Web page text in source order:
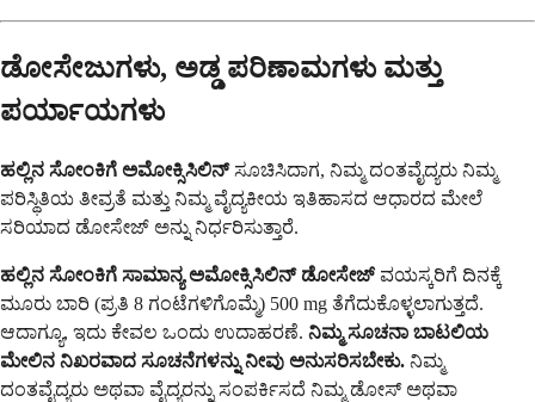
ಡೋಸೇಜುಗಳು, ಅಡ್ಡ ಪರಿಣಾಮಗಳು ಮತ್ತು
ಪರ್ಯಾಯಗಳು
ಹಲ್ಲಿನ ಸೋಂಕಿಗೆ ಅಮೋಕ್ಸಿಸಿಲಿನ್ಸೂಚಿಸಿದಾಗ, ನಿಮ್ಮ ದಂತವೈದ್ಯರು ನಿಮ್ಮ
ಪರಿಸ್ಥಿತಿಯ ತೀವ್ರತೆ ಮತ್ತು ನಿಮ್ಮ ವೈದ್ಯಕೀಯ ಇತಿಹಾಸದ ಆಧಾರದ ಮೇಲೆ
ಸರಿಯಾದ ಡೋಸೇಜ್ ಅನ್ನು ನಿರ್ಧರಿಸುತ್ತಾರೆ.
ಹಲ್ಲಿನ ಸೋಂಕಿಗೆ ಸಾಮಾನ್ಯ ಅಮೋಕ್ಸಿಸಿಲಿನ್ ಡೋಸೇಜ್ ವಯಸ್ಕರಿಗೆ ದಿನಕ್ಕೆ
ಮೂರು ಬಾರಿ (ಪ್ರತಿ 8 ಗಂಟೆಗಳಿಗೊಮ್ಮೆ) 500 mg ತೆಗೆದುಕೊಳ್ಳಲಾಗುತ್ತದೆ.
ಆದಾಗ್ಯೂ, ಇದು ಕೇವಲ ಒಂದು ಉದಾಹರಣೆ. ನಿಮ್ಮ ಸೂಚನಾ ಬಾಟಲಿಯ
ಮೇಲಿನ ನಿಖರವಾದ ಸೂಚನೆಗಳನ್ನು ನೀವು ಅನುಸರಿಸಬೇಕು. ನಿಮ್ಮ
ದಂತವೈದ್ಯರು ಅಥವಾ ವೈದ್ಯರನ್ನು ಸಂಪರ್ಕಿಸದೆ ನಿಮ್ಮ ಡೋಸ್ ಅಥವಾ